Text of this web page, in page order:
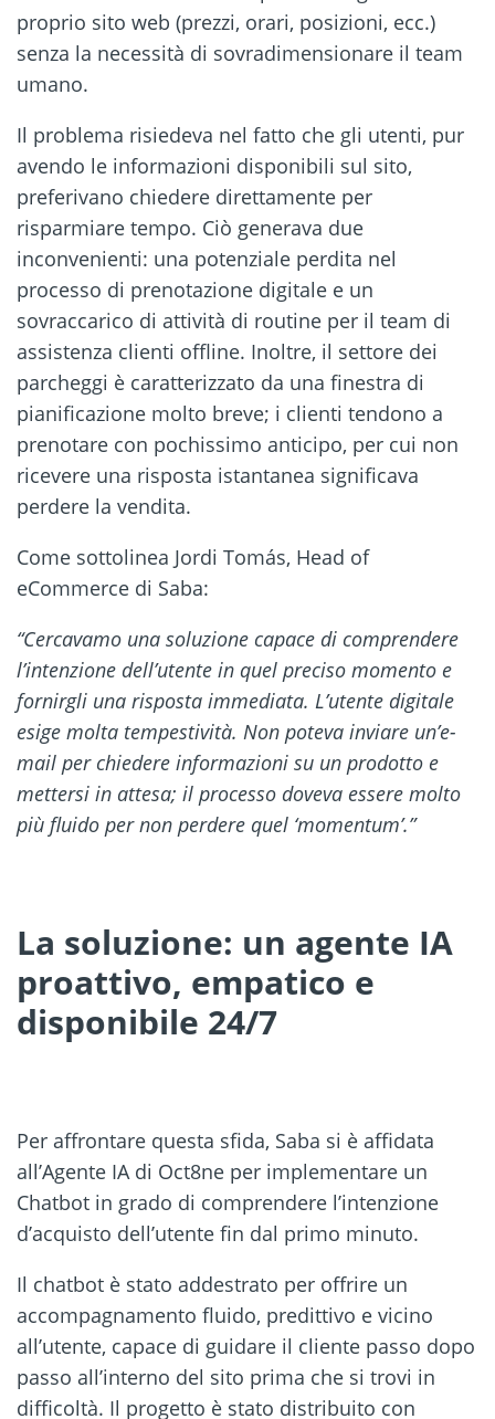
proprio sito web (prezzi, orari, posizioni, ecc.)
senza la necessità di sovradimensionare il team
umano.
Il problema risiedeva nel fatto che gli utenti, pur
avendo le informazioni disponibili sul sito,
preferivano chiedere direttamente per
risparmiare tempo. Ciò generava due
inconvenienti: una potenziale perdita nel
processo di prenotazione digitale e un
sovraccarico di attività di routine per il team di
assistenza clienti offline. Inoltre, il settore dei
parcheggi è caratterizzato da una finestra di
pianificazione molto breve; i clienti tendono a
prenotare con pochissimo anticipo, per cui non
ricevere una risposta istantanea significava
perdere la vendita.
Come sottolinea Jordi Tomás, Head of
eCommerce di Saba:
“Cercavamo una soluzione capace di comprendere
l’intenzione dell’utente in quel preciso momento e
fornirgli una risposta immediata. L’utente digitale
esige molta tempestività. Non poteva inviare un’e-
mail per chiedere informazioni su un prodotto e
mettersi in attesa; il processo doveva essere molto
più fluido per non perdere quel ‘momentum’.”
La soluzione: un agente IA
proattivo, empatico e
disponibile 24/7
Per affrontare questa sfida, Saba si è affidata
all’Agente IA di Oct8ne per implementare un
Chatbot in grado di comprendere l’intenzione
d’acquisto dell’utente fin dal primo minuto.
Il chatbot è stato addestrato per offrire un
accompagnamento fluido, predittivo e vicino
all’utente, capace di guidare il cliente passo dopo
passo all’interno del sito prima che si trovi in
difficoltà. Il progetto è stato distribuito con